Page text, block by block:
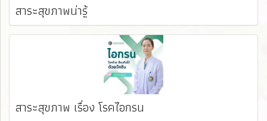
สาระสุขภาพน่ารู้
สาระสุขภาพ เรื่อง โรคไอกรน